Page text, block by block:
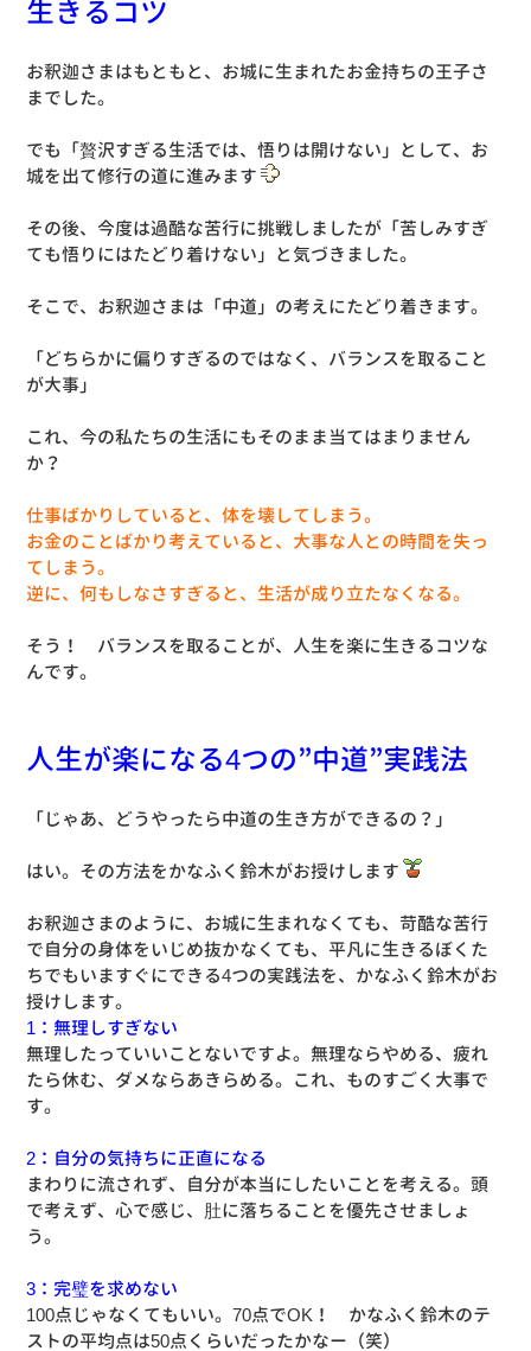
生きるコツ
お釈迦さまはもともと、お城に生まれたお金持ちの王子さ
までした。
でも「贅沢すぎる生活では、悟りは開けない」として、お
城を出て修行の道に進みます
その後、今度は過酷な苦行に挑戦しましたが「苦しみすぎ
ても悟りにはたどり着けない」と気づきました。
そこで、お釈迦さまは「中道」の考えにたどり着きます。
「どちらかに偏りすぎるのではなく、バランスを取ること
が大事」
これ、今の私たちの生活にもそのまま当てはまりません
か？
仕事ばかりしていると、体を壊してしまう。
お金のことばかり考えていると、大事な人との時間を失っ
てしまう。
逆に、何もしなさすぎると、生活が成り立たなくなる。
そう！ バランスを取ることが、人生を楽に生きるコツな
んです。
人生が楽になる4つの”中道”実践法
「じゃあ、どうやったら中道の生き方ができるの？」
はい。その方法をかなふく鈴木がお授けします
お釈迦さまのように、お城に生まれなくても、苛酷な苦行
で自分の身体をいじめ抜かなくても、平凡に生きるぼくた
ちでもいますぐにできる4つの実践法を、かなふく鈴木がお
授けします。
1：無理しすぎない
無理したっていいことないですよ。無理ならやめる、疲れ
たら休む、ダメならあきらめる。これ、ものすごく大事で
す。
2：自分の気持ちに正直になる
まわりに流されず、自分が本当にしたいことを考える。頭
で考えず、心で感じ、肚に落ちることを優先させましょ
う。
3：完璧を求めない
100点じゃなくてもいい。70点でOK！ かなふく鈴木のテ
ストの平均点は50点くらいだったかなー（笑）